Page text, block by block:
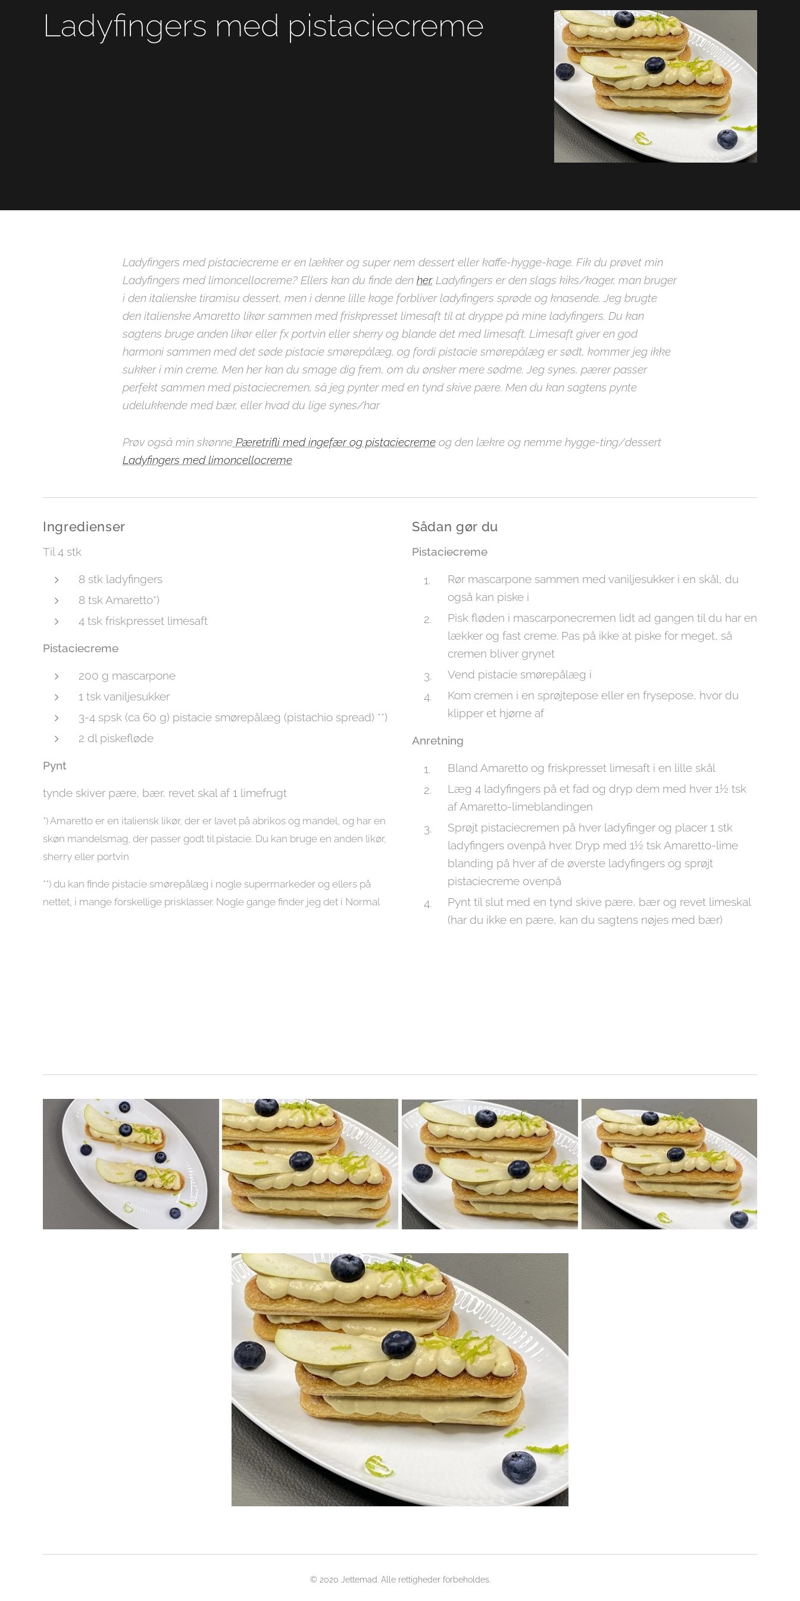
Ladyfingers med pistaciecreme
Ladyfingers med pistaciecreme er en lækker og super nem dessert eller kaffe-hygge-kage. Fik du prøvet min
Ladyfingers med limoncellocreme? Ellers kan du finde den her.Ladyfingers er den slags kiks/kager, man bruger
i den italienske tiramisu dessert, men i denne lille kage forbliver ladyfingers sprøde og knasende. Jeg brugte
den italienske Amaretto likør sammen med friskpresset limesaft til at dryppe på mine ladyfingers. Du kan
sagtens bruge anden likør eller fx portvin eller sherry og blande det med limesaft. Limesaft giver en god
harmoni sammen med det søde pistacie smørepålæg, og fordi pistacie smørepålæg er sødt, kommer jeg ikke
sukker i min creme. Men her kan du smage dig frem, om du ønsker mere sødme. Jeg synes, pærer passer
perfekt sammen med pistaciecremen, så jeg pynter med en tynd skive pære. Men du kan sagtens pynte
udelukkende med bær, eller hvad du lige synes/har
Prøv også min skønnePæretrifli med ingefær og pistaciecremeog den lækre og nemme hygge-ting/dessert
Ladyfingers med limoncellocreme
Ingredienser
Til 4 stk
8 stk ladyfingers
8 tsk Amaretto*)
4 tsk friskpresset limesaft
Pistaciecreme
200 g mascarpone
1 tsk vaniljesukker
3-4 spsk (ca 60 g) pistacie smørepålæg (pistachio spread) **)
2 dl piskefløde
Pynt
tynde skiver pære, bær, revet skal af 1 limefrugt
*) Amaretto er en italiensk likør, der er lavet på abrikos og mandel, og har en
skøn mandelsmag, der passer godt til pistacie. Du kan bruge en anden likør,
sherry eller portvin
**) du kan finde pistacie smørepålæg i nogle supermarkeder og ellers på
nettet, i mange forskellige prisklasser. Nogle gange finder jeg det i Normal
Sådan gør du
Pistaciecreme
Rør mascarpone sammen med vaniljesukker i en skål, du
også kan piske i
Pisk fløden i mascarponecremen lidt ad gangen til du har en
lækker og fast creme. Pas på ikke at piske for meget, så
cremen bliver grynet
Vend pistacie smørepålæg i
Kom cremen i en sprøjtepose eller en frysepose, hvor du
klipper et hjørne af
Anretning
Bland Amaretto og friskpresset limesaft i en lille skål
Læg 4 ladyfingers på et fad og dryp dem med hver 1½ tsk
af Amaretto-limeblandingen
Sprøjt pistaciecremen på hver ladyfinger og placer 1 stk
ladyfingers ovenpå hver. Dryp med 1½ tsk Amaretto-lime
blanding på hver af de øverste ladyfingers og sprøjt
pistaciecreme ovenpå
Pynt til slut med en tynd skive pære, bær og revet limeskal
(har du ikke en pære, kan du sagtens nøjes med bær)
© 2020 Jettemad. Alle rettigheder forbeholdes.